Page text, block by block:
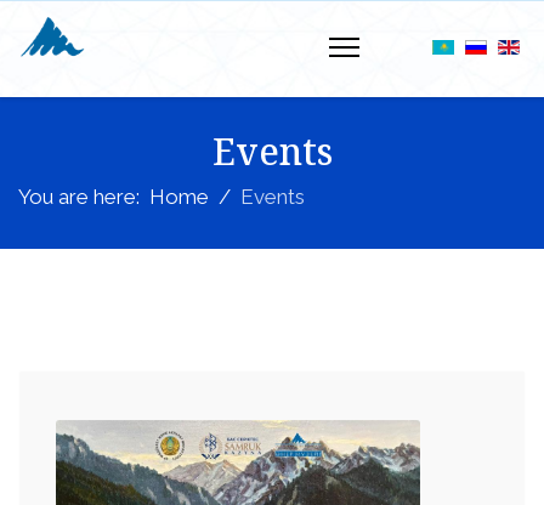
Events
You are here: Home Events